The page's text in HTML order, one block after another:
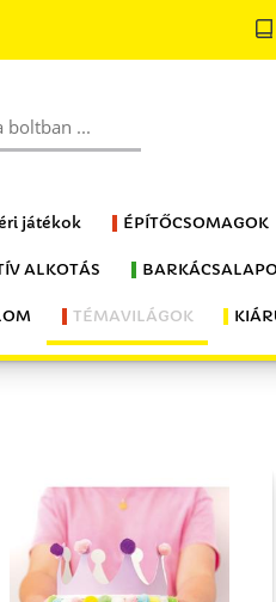
játékok ÉPÍTŐCSOMAGOK
ALKOTÁS
TÉMAVILÁGOK